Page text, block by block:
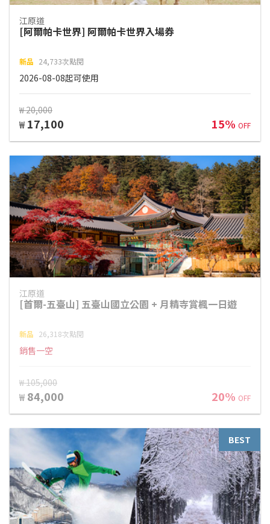
江原道
[阿爾帕卡世界] 阿爾帕卡世界入場券
新品 24,733次點閱
2026-08-08起可使用
₩ 20,000
₩ 17,100 15% OFF
江原道
[首爾-五臺山] 五臺山國立公園 + 月精寺賞楓一日遊
新品 26,318次點閱
銷售一空
₩ 105,000
₩ 84,000 20% OFF
BEST